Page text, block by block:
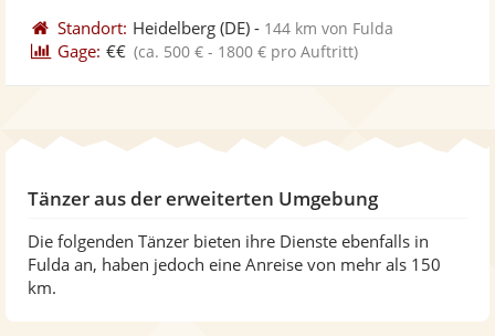
Standort: Heidelberg (DE) - 144 km von Fulda
Gage: €€ (ca. 500 € - 1800 € pro Auftritt)
Tänzer aus der erweiterten Umgebung
Die folgenden Tänzer bieten ihre Dienste ebenfalls in
Fulda an, haben jedoch eine Anreise von mehr als 150
km.